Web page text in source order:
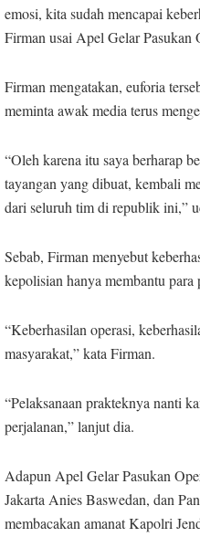
emosi, kita sudah mencapai
Firman usai Apel Gelar
Firman mengatakan, euforia
meminta awak media terus
“Oleh karena itu saya berharap
tayangan yang dibuat, kembali
dari seluruh tim di republik ini,”
Sebab, Firman menyebut
kepolisian hanya membantu
“Keberhasilan operasi,
masyarakat,” kata Firman.
“Pelaksanaan prakteknya nanti
perjalanan,” lanjut dia.
Adapun Apel Gelar Pasukan
Jakarta Anies Baswedan, dan
membacakan amanat Kapolri